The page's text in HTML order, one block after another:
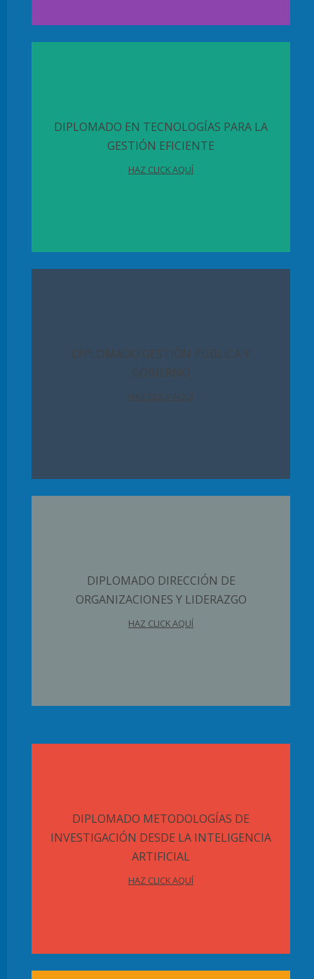
DIPLOMADO EN TECNOLOGÍAS PARA LA
GESTIÓN EFICIENTE
HAZ CLICK AQUÍ
DIPLOMADO GESTIÓN PÚBLICA Y
GOBIERNO
HAZ CLICK AQUÍ
DIPLOMADO DIRECCIÓN DE
ORGANIZACIONES Y LIDERAZGO
HAZ CLICK AQUÍ
DIPLOMADO METODOLOGÍAS DE
INVESTIGACIÓN DESDE LA INTELIGENCIA
ARTIFICIAL
HAZ CLICK AQUÍ